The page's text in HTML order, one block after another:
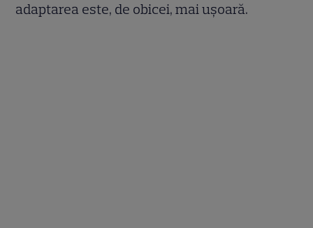
adaptarea este, de obicei, mai ușoară.